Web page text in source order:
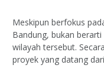
Meskipun berfokus
Bandung, bukan
wilayah tersebut.
proyek yang datang